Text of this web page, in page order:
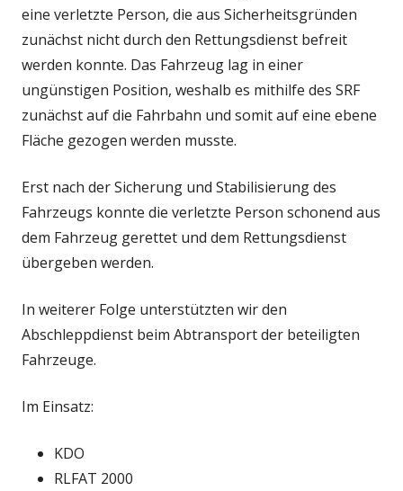
eine verletzte Person, die aus Sicherheitsgründen
zunächst nicht durch den Rettungsdienst befreit
werden konnte. Das Fahrzeug lag in einer
ungünstigen Position, weshalb es mithilfe des SRF
zunächst auf die Fahrbahn und somit auf eine ebene
Fläche gezogen werden musste.
Erst nach der Sicherung und Stabilisierung des
Fahrzeugs konnte die verletzte Person schonend aus
dem Fahrzeug gerettet und dem Rettungsdienst
übergeben werden.
In weiterer Folge unterstützten wir den
Abschleppdienst beim Abtransport der beteiligten
Fahrzeuge.
Im Einsatz:
KDO
RLFAT 2000